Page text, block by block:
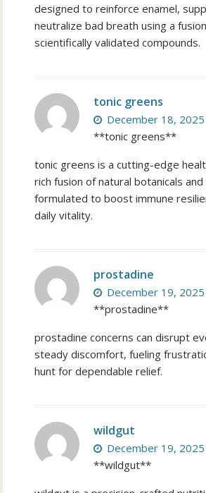
designed to reinforce enamel,
neutralize bad breath using a
scientifically validated compounds.
tonic greens
December 18,
**tonic greens**
tonic greens is a cutting-edge
rich fusion of natural botanicals
formulated to boost immune
daily vitality.
prostadine
December 19,
**prostadine**
prostadine concerns can disrupt
steady discomfort, fueling
hunt for dependable relief.
wildgut
December 19,
**wildgut**